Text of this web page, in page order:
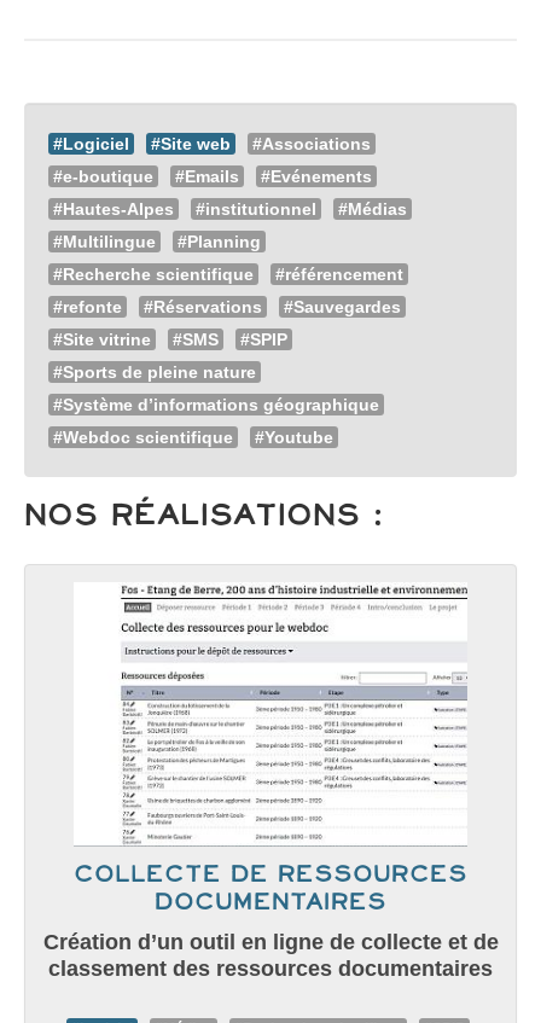
#Logiciel #Site web
#Associations
#e-boutique
#Emails
#Evénements
#Hautes-Alpes
#institutionnel
#Médias
#Multilingue
#Planning
#Recherche scientifique
#référencement
#refonte
#Réservations
#Sauvegardes
#Site vitrine
#SMS
#SPIP
#Sports de pleine nature
#Système d’informations géographique
#Webdoc scientifique
#Youtube
Nos Réalisations :
collecte de ressources
documentaires
Création d’un outil en ligne de collecte et de
classement des ressources documentaires